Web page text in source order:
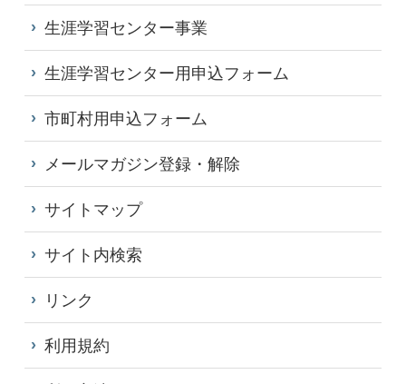
生涯学習センター事業
生涯学習センター用申込フォーム
市町村用申込フォーム
メールマガジン登録・解除
サイトマップ
サイト内検索
リンク
利用規約